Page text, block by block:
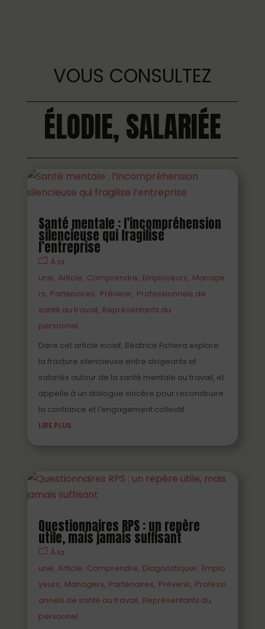
VOUS CONSULTEZ
ÉLODIE, SALARIÉE
Santé mentale : l’incompréhension
silencieuse qui fragilise
l’entreprise
À la
une Article Comprendre Employeurs Manage
rs Partenaires Prévenir Professionnels de
santé au travail Représentants du
personnel
Dans cet article incisif, Béatrice Fichera explore
la fracture silencieuse entre dirigeants et
salariés autour de la santé mentale au travail, et
appelle à un dialogue sincère pour reconstruire
la confiance et l’engagement collectif.
LIRE PLUS
Questionnaires RPS : un repère
utile, mais jamais suffisant
À la
une Article Comprendre Diagnostiquer Emplo
yeurs Managers Partenaires Prévenir Professi
onnels de santé au travail Représentants du
personnel